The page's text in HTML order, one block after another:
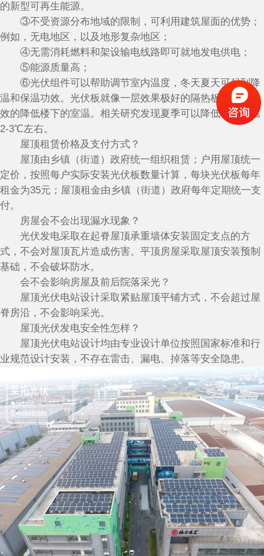
的新型可再生能源。
③不受资源分布地域的限制，可利用建筑屋面的优势；
例如，无电地区，以及地形复杂地区；
④无需消耗燃料和架设输电线路即可就地发电供电；
⑤能源质量高；
⑥光伏组件可以帮助调节室内温度，冬天夏天可起到降
温和保温功效。光伏板就像一层效果极好的隔热板，可以有
效的降低楼下的室温。相关研究发现夏季可以降低楼下室温
2-3℃左右。
屋顶租赁价格及支付方式？
屋顶由乡镇（街道）政府统一组织租赁；户用屋顶统一
定价，按照每户实际安装光伏板数量计算，每块光伏板每年
租金为35元；屋顶租金由乡镇（街道）政府每年定期统一支
付。
房屋会不会出现漏水现象？
光伏发电采取在起脊屋顶承重墙体安装固定支点的方
式，不会对屋顶瓦片造成伤害。平顶房屋采取屋顶安装预制
基础，不会破坏防水。
会不会影响房屋及前后院落采光？
屋顶光伏电站设计采取紧贴屋顶平铺方式，不会超过屋
脊房沿，不会影响采光。
屋顶光伏发电安全性怎样？
屋顶光伏电站设计均由专业设计单位按照国家标准和行
业规范设计安装，不存在雷击、漏电、掉落等安全隐患。